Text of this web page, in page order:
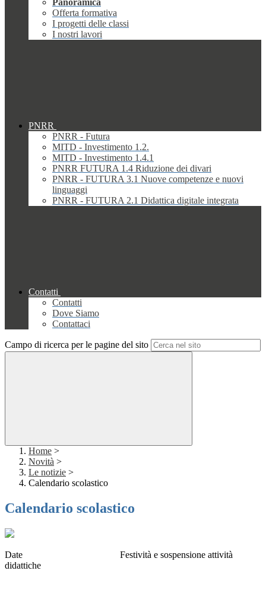
Panoramica
Offerta formativa
I progetti delle classi
I nostri lavori
PNRR
PNRR - Futura
MITD - Investimento 1.2.
MITD - Investimento 1.4.1
PNRR FUTURA 1.4 Riduzione dei divari
PNRR - FUTURA 3.1 Nuove competenze e nuovi
linguaggi
PNRR - FUTURA 2.1 Didattica digitale integrata
Contatti
Contatti
Dove Siamo
Contattaci
Campo di ricerca per le pagine del sito
Home >
Novità >
Le notizie >
Calendario scolastico
Calendario scolastico
Date Festività e sospensione attività
didattiche